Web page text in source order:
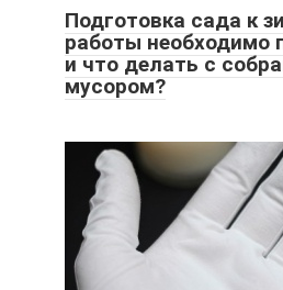
Подготовка сада к
работы необходимо
и что делать с
мусором?